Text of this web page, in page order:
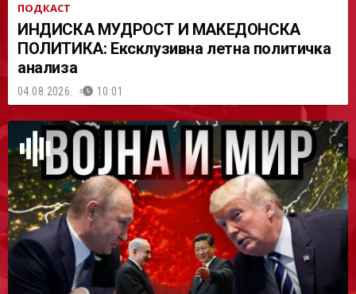
ПОДКАСТ
ИНДИСКА МУДРОСТ И МАКЕДОНСКА
ПОЛИТИКА: Ексклузивна летна политичка
анализа
04.08.2026. 10:01